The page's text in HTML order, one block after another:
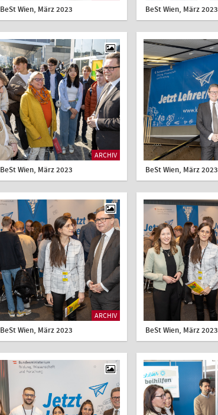
BeSt Wien, März 2023 BeSt Wien, März 2023
ARCHIV
BeSt Wien, März 2023 BeSt Wien, März 2023
ARCHIV
BeSt Wien, März 2023 BeSt Wien, März 2023